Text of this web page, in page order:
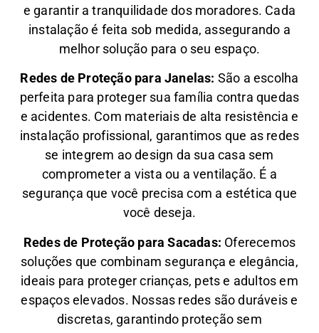
e garantir a tranquilidade dos moradores. Cada
instalação é feita sob medida, assegurando a
melhor solução para o seu espaço.
Redes de Proteção para Janelas: São a escolha
perfeita para proteger sua família contra quedas
e acidentes. Com materiais de alta resistência e
instalação profissional, garantimos que as redes
se integrem ao design da sua casa sem
comprometer a vista ou a ventilação. É a
segurança que você precisa com a estética que
você deseja.
Redes de Proteção para Sacadas: Oferecemos
soluções que combinam segurança e elegância,
ideais para proteger crianças, pets e adultos em
espaços elevados. Nossas redes são duráveis e
discretas, garantindo proteção sem